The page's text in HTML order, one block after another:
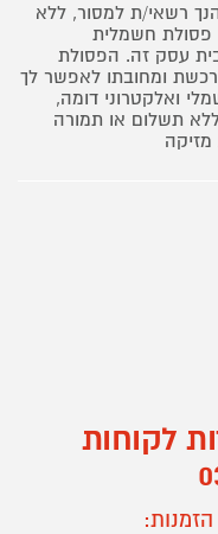
רשאי/ת למסור, ללא
חשמלית
עסק זה. הפסולת
ומחובתו לאפשר לך
ואלקטרוני דומה,
תשלום או תמורה
לקוחות